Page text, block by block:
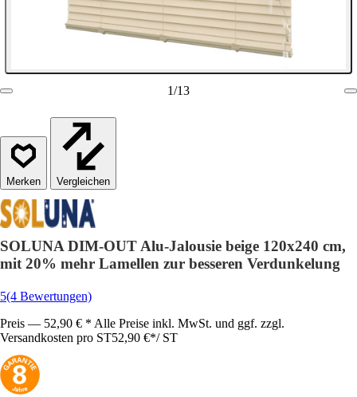
1/13
Vergleichen
SOLUNA DIM-OUT Alu-Jalousie beige 120x240 cm,
mit 20% mehr Lamellen zur besseren Verdunkelung
5(4 Bewertungen)
Preis — 52,90 € * Alle Preise inkl. MwSt. und ggf. zzgl.
Versandkosten pro ST52,90 €*/ ST